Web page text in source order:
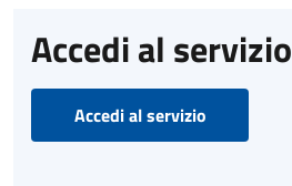
Accedi al servizio
Accedi al servizio